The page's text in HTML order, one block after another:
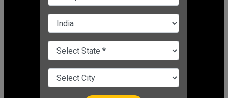
जियोमार्ट कि सफलता से प्रभावित
होकर सिल्वर लेक रिलायंस रिटेल में करेगा
7500 करोड़ रुपये का निवेश
बिजनेस केस स्टडीज
Nishant Kapoor | Mar 30, 2025 11:30 PM IST